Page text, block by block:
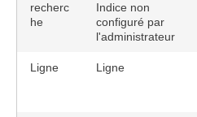
recherc
he
Indice non
configuré par
l'administrateur
Ligne Ligne